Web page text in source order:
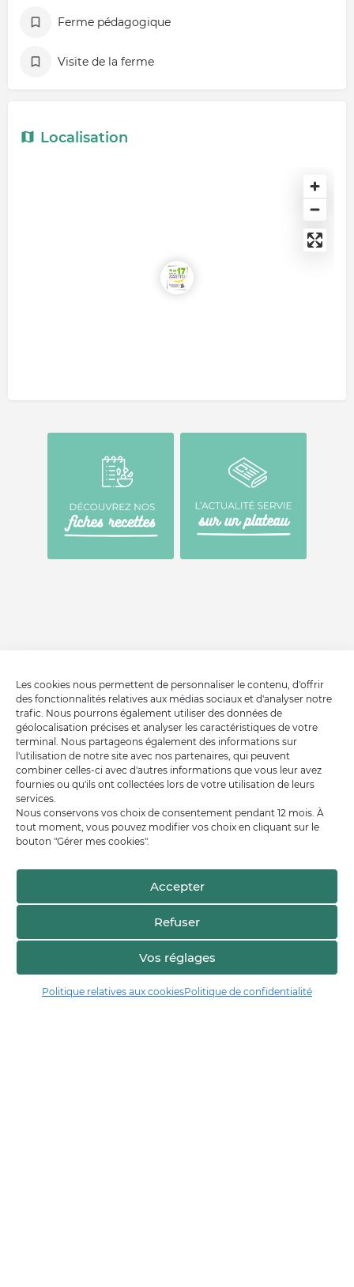
Les cookies nous permettent de personnaliser le contenu, d'offrir
des fonctionnalités relatives aux médias sociaux et d'analyser notre
trafic. Nous pourrons également utiliser des données de
géolocalisation précises et analyser les caractéristiques de votre
terminal. Nous partageons également des informations sur
l'utilisation de notre site avec nos partenaires, qui peuvent
combiner celles-ci avec d'autres informations que vous leur avez
fournies ou qu'ils ont collectées lors de votre utilisation de leurs
services.
Nous conservons vos choix de consentement pendant 12 mois. À
tout moment, vous pouvez modifier vos choix en cliquant sur le
bouton "Gérer mes cookies".
Accepter
Refuser
Vos réglages
Politique relatives aux cookiesPolitique de confidentialité
Ferme pédagogique
Visite de la ferme
Localisation